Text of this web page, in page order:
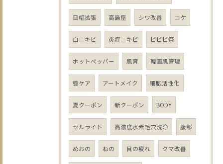
目幅拡張 高島屋 シワ改善 コケ
白ニキビ 炎症ニキビ ビビビ祭
ホットペッパー 肌育 韓国肌管理
唇ケア アートメイク 細胞活性化
夏クーポン 新クーポン BODY
セルライト 高濃度水素毛穴洗浄 腹部
めおの ねの 目の疲れ クマ改善